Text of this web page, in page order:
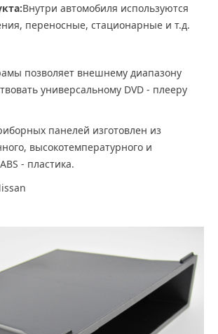
Внутри автомобиля используются
переносные, стационарные и т.д.
позволяет внешнему диапазону
универсальному DVD - плееру
панелей изготовлен из
высокотемпературного и
- пластика.